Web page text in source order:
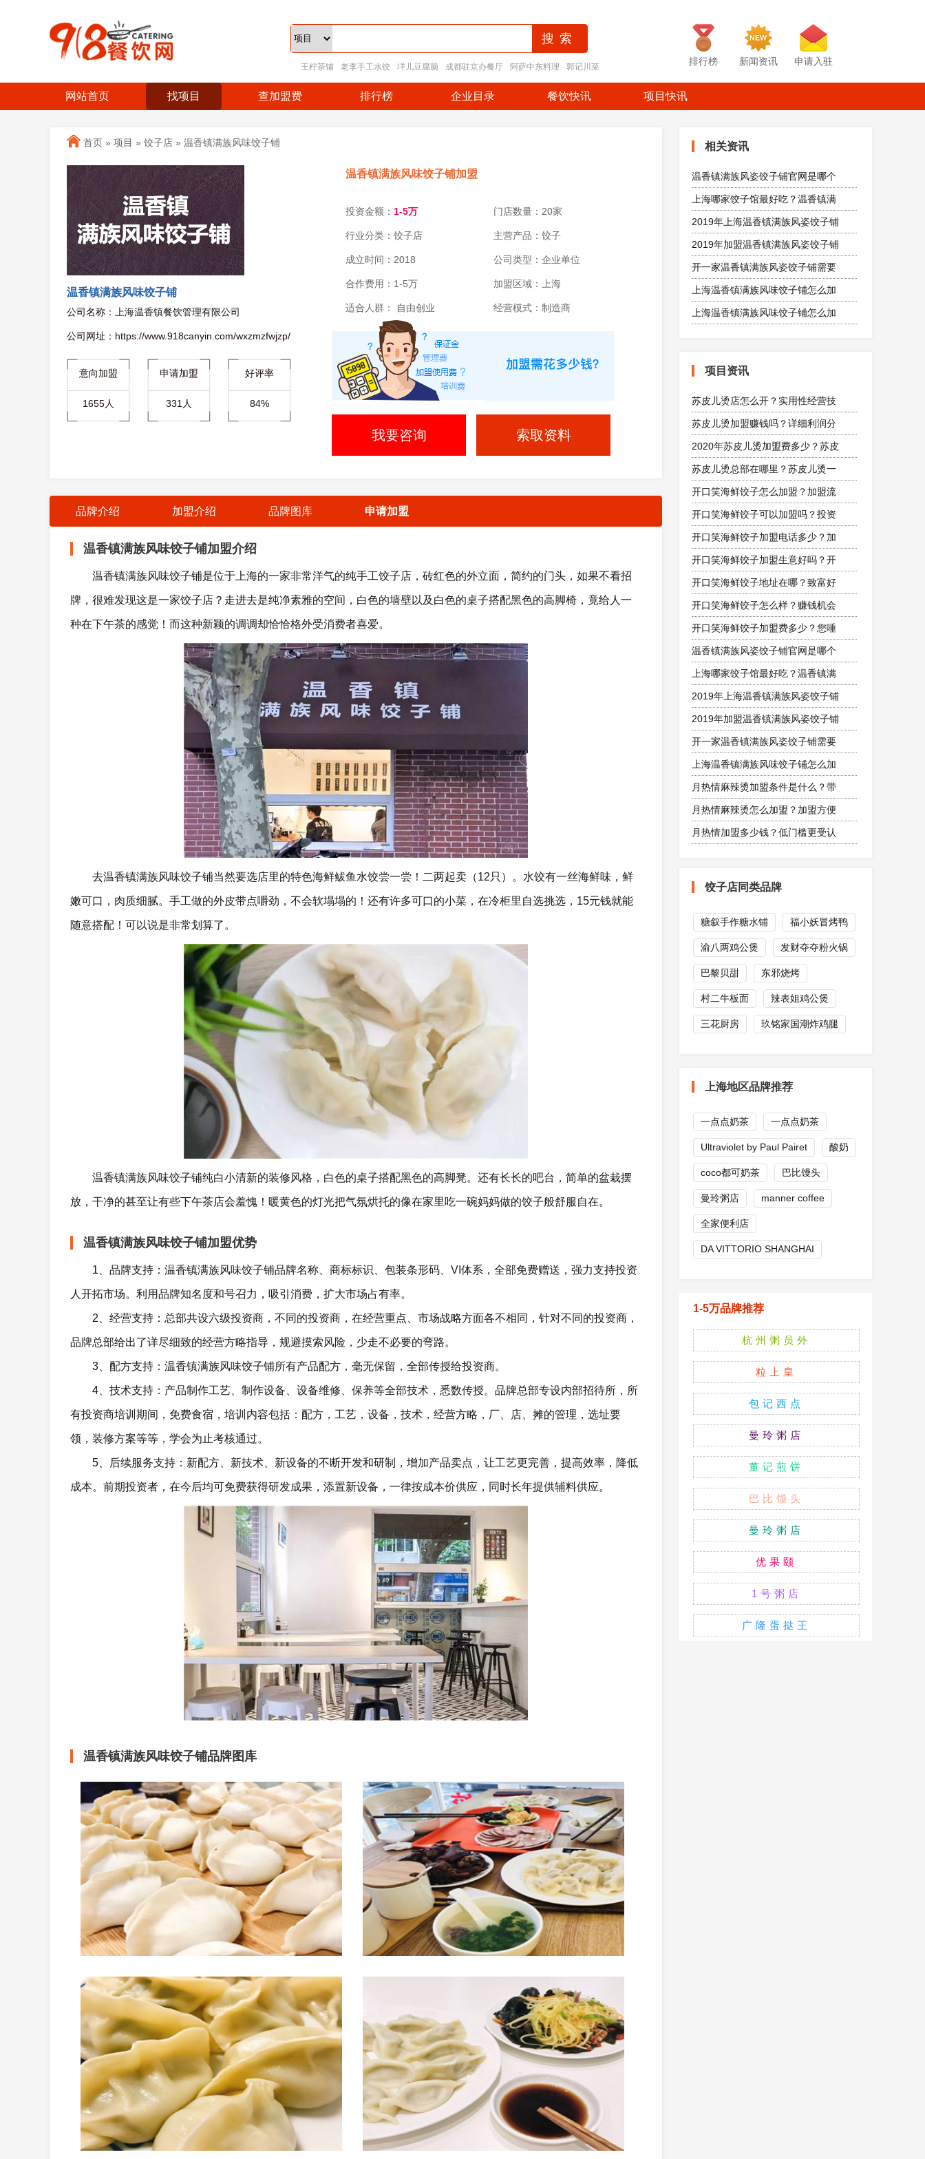
王柠茶铺 老李手工水饺 垟儿豆腐脑 成都驻京办餐厅 阿萨中东料理 郭记川菜 排行榜 新闻资讯 申请入驻
网站首页 找项目 查加盟费 排行榜 企业目录 餐饮快讯 项目快讯
首页 » 项目 » 饺子店 » 温香镇满族风味饺子铺
温香镇满族风味饺子铺
公司名称： 上海温香镇餐饮管理有限公司
公司网址：https://www.918canyin.com/wxzmzfwjzp/
意向加盟
1655人
申请加盟
331人
好评率
84%
温香镇满族风味饺子铺加盟
投资金额： 1-5万 门店数量：20家
行业分类：饺子店 主营产品：饺子
成立时间：2018 公司类型：企业单位
合作费用：1-5万 加盟区域：上海
适合人群： 自由创业 经营模式：制造商
我要咨询 索取资料
品牌介绍 加盟介绍 品牌图库 申请加盟
温香镇满族风味饺子铺加盟介绍
温香镇满族风味饺子铺是位于上海的一家非常洋气的纯手工饺子店，砖红色的外立面，简约的门头，如果不看招
牌，很难发现这是一家饺子店？走进去是纯净素雅的空间，白色的墙壁以及白色的桌子搭配黑色的高脚椅，竟给人一
种在下午茶的感觉！而这种新颖的调调却恰恰格外受消费者喜爱。
去温香镇满族风味饺子铺当然要选店里的特色海鲜鲅鱼水饺尝一尝！二两起卖（12只）。水饺有一丝海鲜味，鲜
嫩可口，肉质细腻。手工做的外皮带点嚼劲，不会软塌塌的！还有许多可口的小菜，在冷柜里自选挑选，15元钱就能
随意搭配！可以说是非常划算了。
温香镇满族风味饺子铺纯白小清新的装修风格，白色的桌子搭配黑色的高脚凳。还有长长的吧台，简单的盆栽摆
放，干净的甚至让有些下午茶店会羞愧！暖黄色的灯光把气氛烘托的像在家里吃一碗妈妈做的饺子般舒服自在。
温香镇满族风味饺子铺加盟优势
1、品牌支持：温香镇满族风味饺子铺品牌名称、商标标识、包装条形码、VI体系，全部免费赠送，强力支持投资
人开拓市场。利用品牌知名度和号召力，吸引消费，扩大市场占有率。
2、经营支持：总部共设六级投资商，不同的投资商，在经营重点、市场战略方面各不相同，针对不同的投资商，
品牌总部给出了详尽细致的经营方略指导，规避摸索风险，少走不必要的弯路。
3、配方支持：温香镇满族风味饺子铺所有产品配方，毫无保留，全部传授给投资商。
4、技术支持：产品制作工艺、制作设备、设备维修、保养等全部技术，悉数传授。品牌总部专设内部招待所，所
有投资商培训期间，免费食宿，培训内容包括：配方，工艺，设备，技术，经营方略，厂、店、摊的管理，选址要
领，装修方案等等，学会为止考核通过。
5、后续服务支持：新配方、新技术、新设备的不断开发和研制，增加产品卖点，让工艺更完善，提高效率，降低
成本。前期投资者，在今后均可免费获得研发成果，添置新设备，一律按成本价供应，同时长年提供辅料供应。
温香镇满族风味饺子铺品牌图库
相关资讯
温香镇满族风姿饺子铺官网是哪个
上海哪家饺子馆最好吃？温香镇满
2019年上海温香镇满族风姿饺子铺
2019年加盟温香镇满族风姿饺子铺
开一家温香镇满族风姿饺子铺需要
上海温香镇满族风味饺子铺怎么加
上海温香镇满族风味饺子铺怎么加
项目资讯
苏皮儿烫店怎么开？实用性经营技
苏皮儿烫加盟赚钱吗？详细利润分
2020年苏皮儿烫加盟费多少？苏皮
苏皮儿烫总部在哪里？苏皮儿烫一
开口笑海鲜饺子怎么加盟？加盟流
开口笑海鲜饺子可以加盟吗？投资
开口笑海鲜饺子加盟电话多少？加
开口笑海鲜饺子加盟生意好吗？开
开口笑海鲜饺子地址在哪？致富好
开口笑海鲜饺子怎么样？赚钱机会
开口笑海鲜饺子加盟费多少？您唾
温香镇满族风姿饺子铺官网是哪个
上海哪家饺子馆最好吃？温香镇满
2019年上海温香镇满族风姿饺子铺
2019年加盟温香镇满族风姿饺子铺
开一家温香镇满族风姿饺子铺需要
上海温香镇满族风味饺子铺怎么加
月热情麻辣烫加盟条件是什么？带
月热情麻辣烫怎么加盟？加盟方便
月热情加盟多少钱？低门槛更受认
饺子店同类品牌
糖叙手作糖水铺 福小妖冒烤鸭
渝八两鸡公煲 发财夺夺粉火锅
巴黎贝甜 东邪烧烤
村二牛板面 辣表姐鸡公煲
三花厨房 玖铭家国潮炸鸡腿
上海地区品牌推荐
一点点奶茶 一点点奶茶
Ultraviolet by Paul Pairet 酸奶
coco都可奶茶 巴比馒头
曼玲粥店 manner coffee
全家便利店
DA VITTORIO SHANGHAI
1-5万品牌推荐
杭州粥员外
粒上皇
包记西点
曼玲粥店
董记煎饼
巴比馒头
曼玲粥店
优果颐
1号粥店
广隆蛋挞王